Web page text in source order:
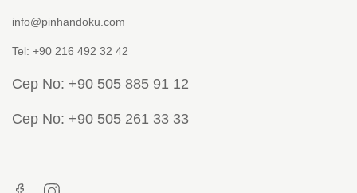
info@pinhandoku.com
Tel: +90 216 492 32 42
Cep No: +90 505 885 91 12
Cep No: +90 505 261 33 33